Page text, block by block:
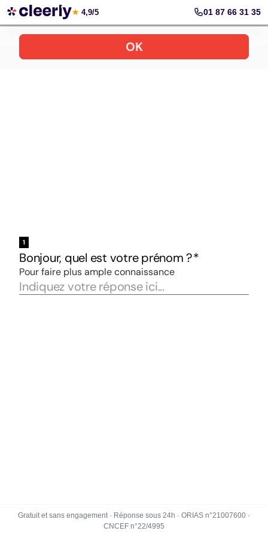
Votre simulation gratuite et personnalisée
★ 4,9/5 01 87 66 31 35
Gratuit et sans engagement · Réponse sous 24h · ORIAS n°21007600 ·
CNCEF n°22/4995